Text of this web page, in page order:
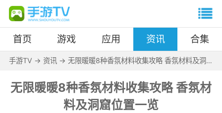
首页 游戏 应用 资讯 合集
手游TV -> 资讯-> 无限暖暖8种香氛材料收集攻略 香氛材料及洞窟
无限暖暖8种香氛材料收集攻略 香氛材
料及洞窟位置一览